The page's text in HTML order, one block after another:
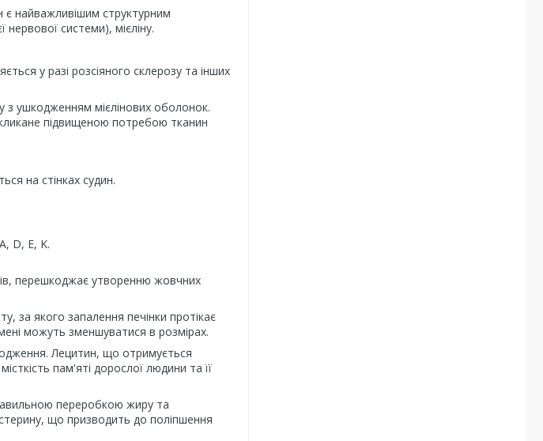
є найважливішим структурним
системи), мієліну.
у разі розсіяного склерозу та інших
з ушкодженням мієлінових оболонок.
підвищеною потребою тканин
на стінках судин.
D, E, K.
перешкоджає утворенню жовчних
за якого запалення печінки протікає
можуть зменшуватися в розмірах.
Лецитин, що отримується
пам'яті дорослої людини та її
переробкою жиру та
що призводить до поліпшення